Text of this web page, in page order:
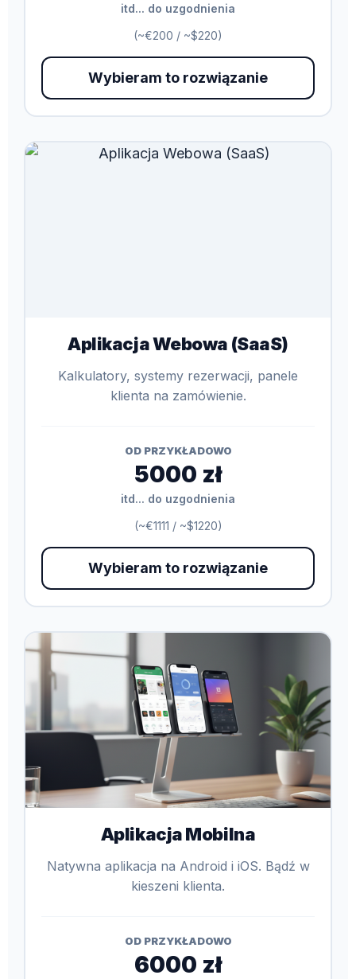
itd... do uzgodnienia
(~€200 / ~$220)
Wybieram to rozwiązanie
Aplikacja Webowa (SaaS)
Kalkulatory, systemy rezerwacji, panele
klienta na zamówienie.
OD PRZYKŁADOWO
5000 zł
itd... do uzgodnienia
(~€1111 / ~$1220)
Wybieram to rozwiązanie
Aplikacja Mobilna
Natywna aplikacja na Android i iOS. Bądź w
kieszeni klienta.
OD PRZYKŁADOWO
6000 zł